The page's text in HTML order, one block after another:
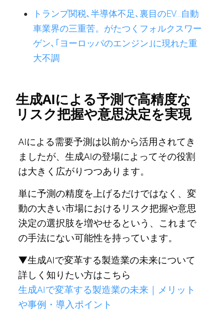
トランプ関税､半導体不足､裏目のEV…自動
車業界の三重苦。がたつくフォルクスワー
ゲン､｢ヨーロッパのエンジン｣に現れた重
大不調
生成AIによる予測で高精度な
リスク把握や意思決定を実現
AIによる需要予測は以前から活用されてき
ましたが、生成AIの登場によってその役割
は大きく広がりつつあります。
単に予測の精度を上げるだけではなく、変
動の大きい市場におけるリスク把握や意思
決定の選択肢を増やせるという、これまで
の手法にない可能性を持っています。
▼生成AIで変革する製造業の未来について
詳しく知りたい方はこちら
生成AIで変革する製造業の未来｜メリット
や事例・導入ポイント